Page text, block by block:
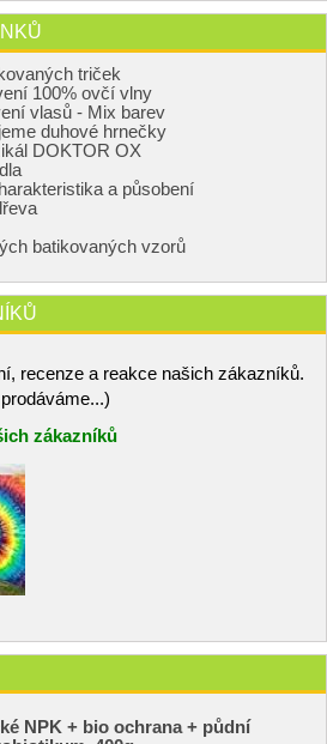
triček
100% ovčí vlny
vlasů - Mix barev
duhové hrnečky
DOKTOR OX
a působení
batikovaných vzorů
recenze a reakce našich zákazníků.
zákazníků
NPK + bio ochrana + půdní